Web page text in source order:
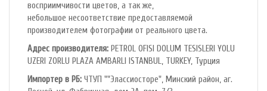
восприимчивости цветов, а так же,
небольшое несоответствие предоставляемой
производителем фотографии от реального цвета.
Адрес производителя: PETROL OFlSl DOLUM TESISLERI YOLU
UZERI ZORLU PLAZA AMBARLI ISTANBUL, TURKEY, Турция
Импортер в РБ: ЧТУП ""Элассиосторе", Минский район, аг.